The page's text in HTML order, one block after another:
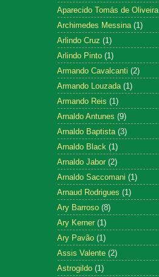
Aparecido Tomás de Oliveira
Archimedes Messina (1)
Arlindo Cruz (1)
Arlindo Pinto (1)
Armando Cavalcanti (2)
Armando Louzada (1)
Armando Reis (1)
Arnaldo Antunes (9)
Arnaldo Baptista (3)
Arnaldo Black (1)
Arnaldo Jabor (2)
Arnaldo Saccomani (1)
Arnaud Rodrigues (1)
Ary Barroso (8)
Ary Kerner (1)
Ary Pavão (1)
Assis Valente (2)
Astrogildo (1)